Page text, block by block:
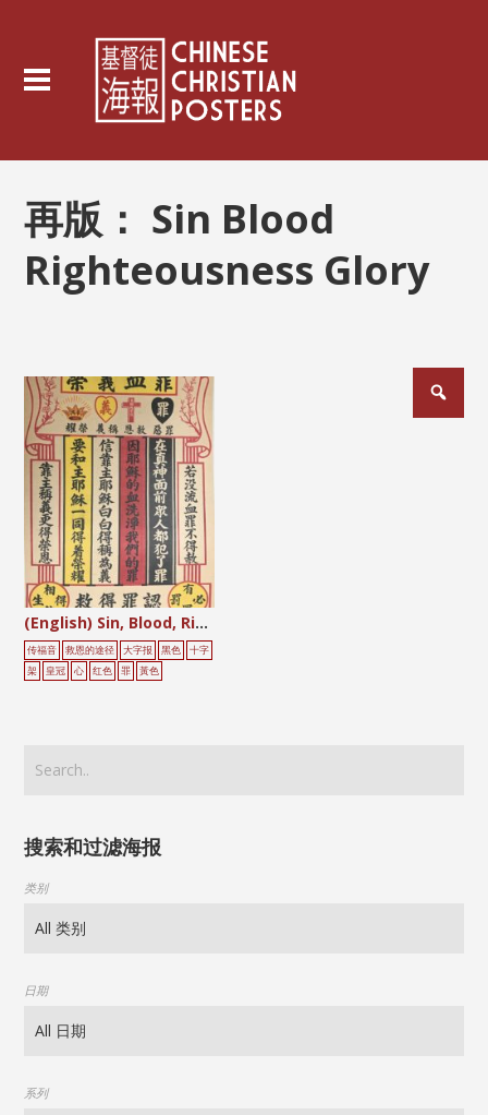
再版： Sin Blood
Righteousness Glory
(English) Sin, Blood, Righteousness, Glory
传福音 救恩的途径 大字报 黑色
十字
架
皇冠 心 红色 罪 黃色
搜索和过滤海报
类别
日期
系列